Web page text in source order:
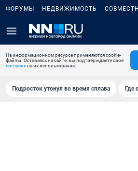
ФОРУМЫ НЕДВИЖИМОСТЬ
На информационном ресурсе применяются cookie-
файлы. Оставаясь на сайте, вы подтверждаете свое
согласиена их использование.
Подросток утонул во время сплава Где